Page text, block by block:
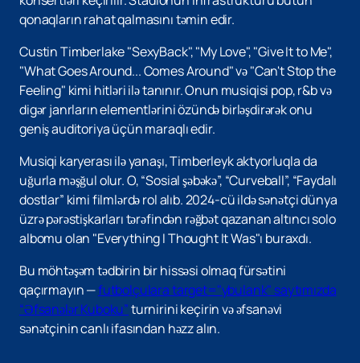
qonaqların rahat qalmasını təmin edir.
Custin Timberlake "SexyBack", "My Love", "Give It to Me",
"What Goes Around... Comes Around" və "Can't Stop the
Feeling" kimi hitləri ilə tanınır. Onun musiqisi pop, r&b və
digər janrların elementlərini özündə birləşdirərək onu
geniş auditoriya üçün maraqlı edir.
Musiqi karyerası ilə yanaşı, Timberleyk aktyorluqla da
uğurla məşğul olur. O, “Sosial şəbəkə”, “Curveball”, “Faydalı
dostlar” kimi filmlərdə rol alıb. 2024-cü ildə sənətçi dünya
üzrə pərəstişkarları tərəfindən rəğbət qazanan altıncı solo
albomu olan "Everything I Thought It Was"ı buraxdı.
Bu möhtəşəm tədbirin bir hissəsi olmaq fürsətini
qaçırmayın —futbolçulara target="ybulank" saytımızda
“Əfsanələr Kuboku”turnirini keçirin və əfsanəvi
sənətçinin canlı ifasından həzz alın.